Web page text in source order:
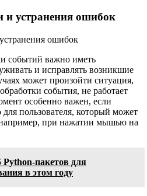
и устранения ошибок
событий важно иметь
и исправлять возникшие
может произойти ситуация,
события, не работает
особенно важен, если
пользователя, который может
при нажатии мышью на
Python-пакетов для
в этом году